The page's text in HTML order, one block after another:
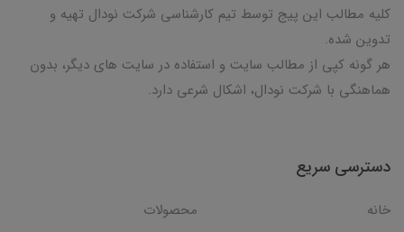
کلیه مطالب این پیج توسط تیم کارشناسی شرکت نودال تهیه و
تدوین شده.
هر گونه کپی از مطالب سایت و استفاده در سایت های دیگر، بدون
هماهنگی با شرکت نودال، اشکال شرعی دارد.
دسترسی سریع
خانه
محصولات